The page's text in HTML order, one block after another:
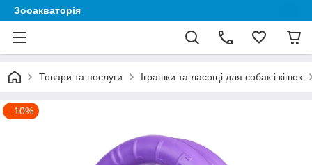
Зооакваторія
Товари та послуги Іграшки та ласощі для собак і кішок
–10%